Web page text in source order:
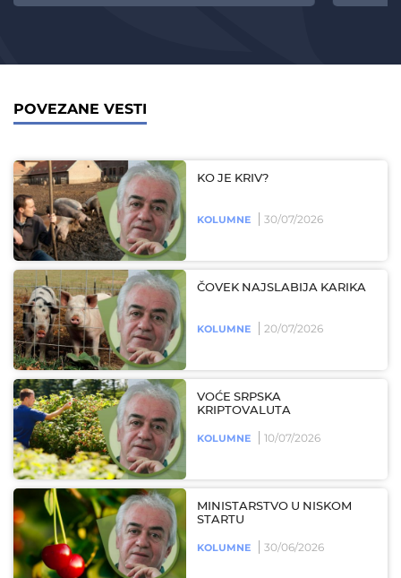
POVEZANE VESTI
KO JE KRIV?
KOLUMNE 30/07/2026
ČOVEK NAJSLABIJA KARIKA
KOLUMNE 20/07/2026
VOĆE SRPSKA
KRIPTOVALUTA
KOLUMNE 10/07/2026
MINISTARSTVO U NISKOM
STARTU
KOLUMNE 30/06/2026